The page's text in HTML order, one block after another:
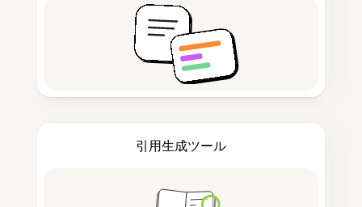
引用生成ツール